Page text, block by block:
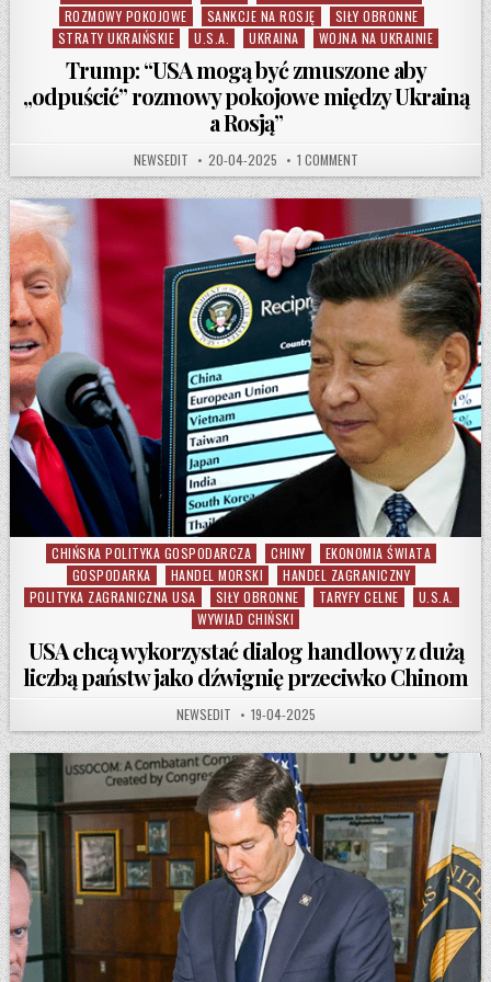
ROZMOWY POKOJOWE
SANKCJE NA ROSJĘ
SIŁY OBRONNE
STRATY UKRAIŃSKIE
U.S.A. UKRAINA WOJNA NA UKRAINIE
Trump: “USA mogą być zmuszone aby
„odpuścić” rozmowy pokojowe między Ukrainą
a Rosją”
AUTHOR:
NEWSEDIT PUBLISHED DATE:
20-04-2025 1 COMMENTON TRUMP: “USA MOGĄ
Posted in
CHIŃSKA POLITYKA GOSPODARCZA CHINY
EKONOMIA ŚWIATA
GOSPODARKA
HANDEL MORSKI
HANDEL ZAGRANICZNY
POLITYKA ZAGRANICZNA USA
SIŁY OBRONNE TARYFY CELNE
U.S.A.
WYWIAD CHIŃSKI
USA chcą wykorzystać dialog handlowy z dużą
liczbą państw jako dźwignię przeciwko Chinom
AUTHOR:
NEWSEDIT PUBLISHED DATE:
19-04-2025